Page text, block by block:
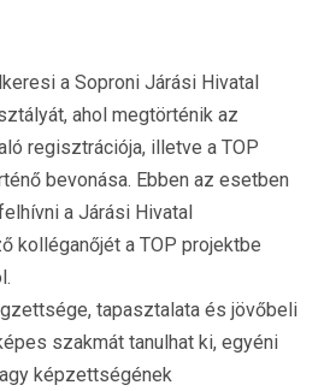
a Soproni Járási Hivatal
ahol megtörténik az
regisztrációja, illetve a TOP
bevonása. Ebben az esetben
a Járási Hivatal
kolléganőjét a TOP projektbe
tapasztalata és jövőbeli
szakmát tanulhat ki, egyéni
képzettségének